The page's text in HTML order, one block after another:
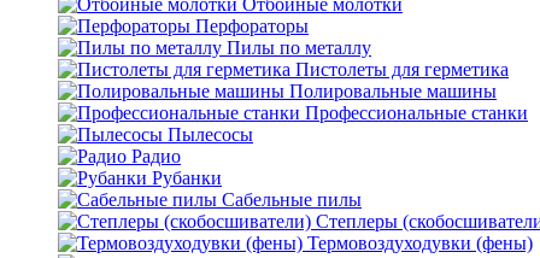
Отбойные молотки
Перфораторы
Пилы по металлу
Пистолеты для герметика
Полировальные машины
Профессиональные станки
Пылесосы
Радио
Рубанки
Сабельные пилы
Степлеры
Термовоздуходувки (фены)